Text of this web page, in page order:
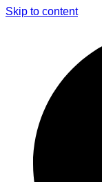
Skip to content